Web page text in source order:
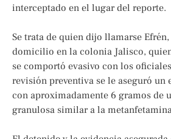
interceptado en el lugar del reporte.
Se trata de quien dijo llamarse
domicilio en la colonia Jalisco,
se comportó evasivo con los
revisión preventiva se le aseguró
con aproximadamente 6 gramos de
granulosa similar a la